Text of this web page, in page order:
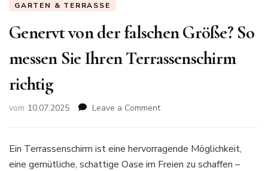
GARTEN & TERRASSE
Genervt von der falschen Größe? So
messen Sie Ihren Terrassenschirm
richtig
vom 10.07.2025 Leave a Commenton
der
Ein Terrassenschirm ist eine hervorragende Möglichkeit,
eine gemütliche, schattige Oase im Freien zu schaffen –